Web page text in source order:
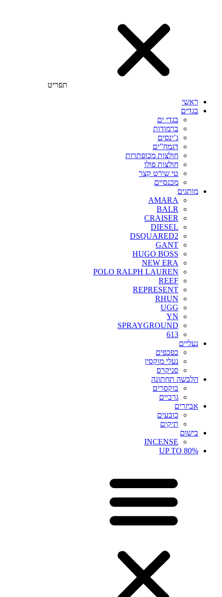
תפריט
ראשי
בגדים
בגדי ים
ברמודות
ג’ינסים
דגמח”ים
חולצות מכופתרות
חולצות פולו
טי שירט קצר
מכנסיים
מותגים
AMARA
BALR
CRAISER
DIESEL
DSQUARED2
GANT
HUGO BOSS
NEW ERA
POLO RALPH LAUREN
REEF
REPRESENT
RHUN
UGG
YN
SPRAYGROUND
613
נעליים
כפכפים
נעלי מוקסין
סניקרס
הלבשה תחתונה
בוקסרים
גרביים
אביזרים
כובעים
תיקים
בישום
INCENSE
UP TO 80%